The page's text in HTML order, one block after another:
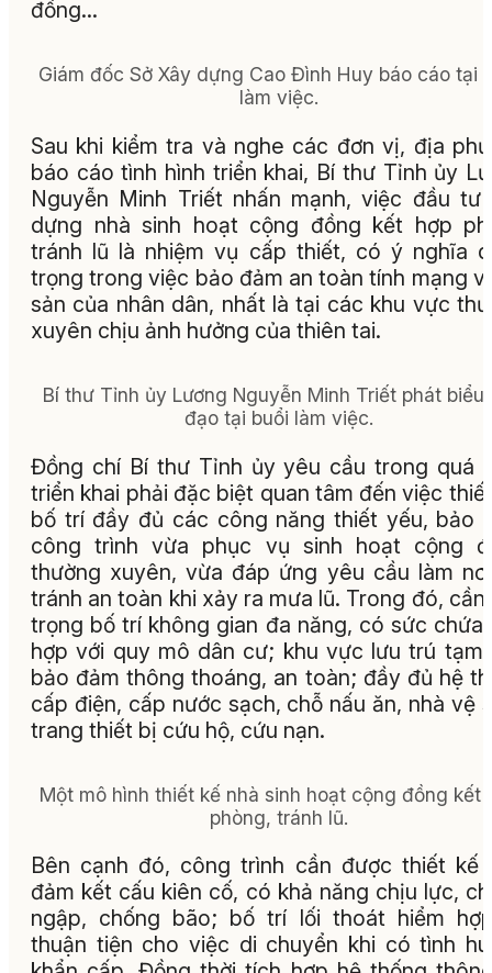
đồng…
Giám đốc Sở Xây dựng Cao Đình Huy báo cáo tại
làm việc.
Sau khi kiểm tra và nghe các đơn vị, địa
báo cáo tình hình triển khai, Bí thư Tỉnh ủy
Nguyễn Minh Triết nhấn mạnh, việc đầu tư
dựng nhà sinh hoạt cộng đồng kết hợp
tránh lũ là nhiệm vụ cấp thiết, có ý nghĩa
trọng trong việc bảo đảm an toàn tính mạng
sản của nhân dân, nhất là tại các khu vực
xuyên chịu ảnh hưởng của thiên tai.
Bí thư Tỉnh ủy Lương Nguyễn Minh Triết phát biểu
đạo tại buổi làm việc.
Đồng chí Bí thư Tỉnh ủy yêu cầu trong quá
triển khai phải đặc biệt quan tâm đến việc
bố trí đầy đủ các công năng thiết yếu, bảo
công trình vừa phục vụ sinh hoạt cộng
thường xuyên, vừa đáp ứng yêu cầu làm
tránh an toàn khi xảy ra mưa lũ. Trong đó, cần
trọng bố trí không gian đa năng, có sức chứa
hợp với quy mô dân cư; khu vực lưu trú tạm
bảo đảm thông thoáng, an toàn; đầy đủ hệ
cấp điện, cấp nước sạch, chỗ nấu ăn, nhà vệ
trang thiết bị cứu hộ, cứu nạn.
Một mô hình thiết kế nhà sinh hoạt cộng đồng kết
phòng, tránh lũ.
Bên cạnh đó, công trình cần được thiết kế
đảm kết cấu kiên cố, có khả năng chịu lực,
ngập, chống bão; bố trí lối thoát hiểm
thuận tiện cho việc di chuyển khi có tình